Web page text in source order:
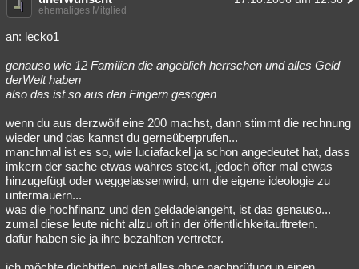
ehemaliges Mitglied
an: lecko1
genauso wie 12 Familien die angeblich herrschen und alles Geld
derWelt haben
also das ist so aus den Fingern gesogen
wenn du aus derzwölf eine 200 machst, dann stimmt die rechnung
wieder und das kannst du gerneüberprufen...
manchmal ist es so, wie luciafackel ja schon angedeutet hat, dass
imkern der sache etwas wahres steckt, jedoch öfter mal etwas
hinzugefügt oder weggelassenwird, um die eigene ideologie zu
untermauern...
was die hochfinanz und den geldadelangeht, ist das genauso...
zumal diese leute nicht allzu oft in der öffentlichkeitauftreten.
dafür haben sie ja ihre bezahlten vertreter.